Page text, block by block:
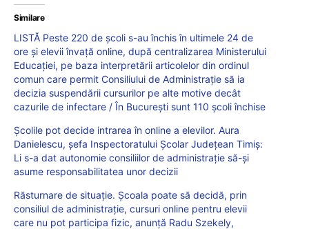
Similare
LISTĂ Peste 220 de școli s-au închis în ultimele 24 de
ore și elevii învață online, după centralizarea Ministerului
Educației, pe baza interpretării articolelor din ordinul
comun care permit Consiliului de Administrație să ia
decizia suspendării cursurilor pe alte motive decât
cazurile de infectare / În București sunt 110 școli închise
Școlile pot decide intrarea în online a elevilor. Aura
Danielescu, șefa Inspectoratului Școlar Județean Timiș:
Li s-a dat autonomie consiliilor de administrație să-și
asume responsabilitatea unor decizii
Răsturnare de situație. Școala poate să decidă, prin
consiliul de administrație, cursuri online pentru elevii
care nu pot participa fizic, anunță Radu Szekely,